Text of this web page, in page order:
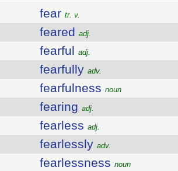
fear tr. v.
feared adj.
fearful adj.
fearfully adv.
fearfulness noun
fearing adj.
fearless adj.
fearlessly adv.
fearlessness noun